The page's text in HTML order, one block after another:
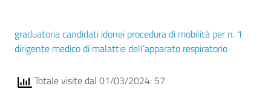
graduatoria candidati idonei procedura di mobilità per n. 1
dirigente medico di malattie dell’apparato respiratorio
Totale visite dal 01/03/2024: 57